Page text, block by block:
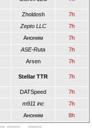
Zholdosh 7h
Zepto LLC 7h
Аноним 7h
ASE-Ruta 7h
Arsen 7h
Stellar TTR 7h
DATSpeed 7h
m911 inc 7h
Аноним 8h